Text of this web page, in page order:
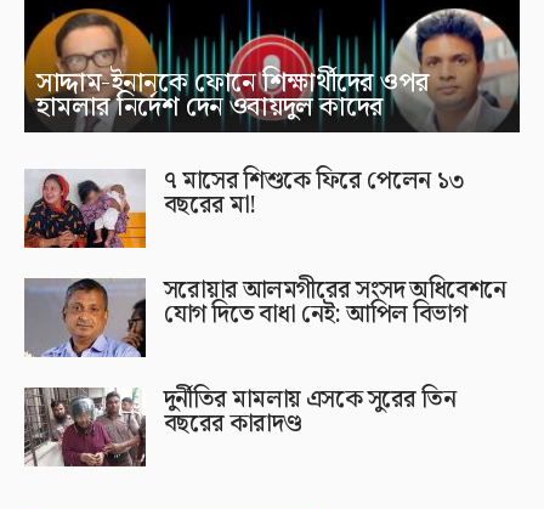
সাদ্দাম-ইনানকে ফোনে শিক্ষার্থীদের ওপর
হামলার নির্দেশ দেন ওবায়দুল কাদের
৭ মাসের শিশুকে ফিরে পেলেন ১৩
বছরের মা!
সরোয়ার আলমগীরের সংসদ অধিবেশনে
যোগ দিতে বাধা নেই: আপিল বিভাগ
দুর্নীতির মামলায় এসকে সুরের তিন
বছরের কারাদণ্ড